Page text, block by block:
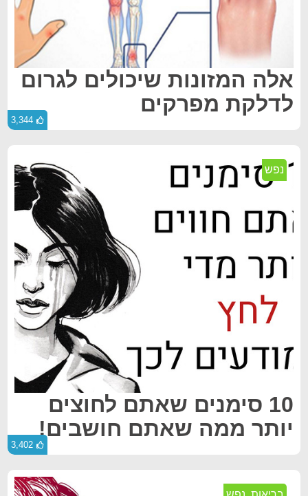
אלה המזונות שיכולים לגרום
לדלקת מפרקים
3,344
נפש
10 סימנים שאתם לחוצים
יותר ממה שאתם חושבים!
3,402